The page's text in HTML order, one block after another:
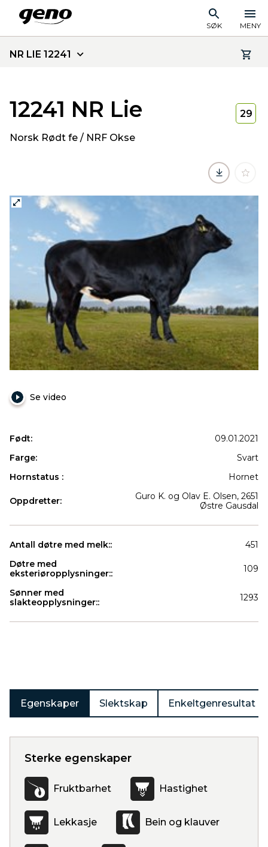
SØK MENY
NR LIE 12241
12241 NR Lie
Norsk Rødt fe / NRF Okse
29
Se video
Født:
09.01.2021
Farge:
Svart
Hornstatus :
Hornet
Oppdretter:
Guro K. og Olav E. Olsen, 2651
Østre Gausdal
Antall døtre med melk::
451
Døtre med
eksteriøropplysninger::
109
Sønner med
slakteopplysninger::
1293
Egenskaper Slektskap Enkeltgenresultat
Sterke egenskaper
Fruktbarhet Hastighet
Lekkasje Bein og klauver